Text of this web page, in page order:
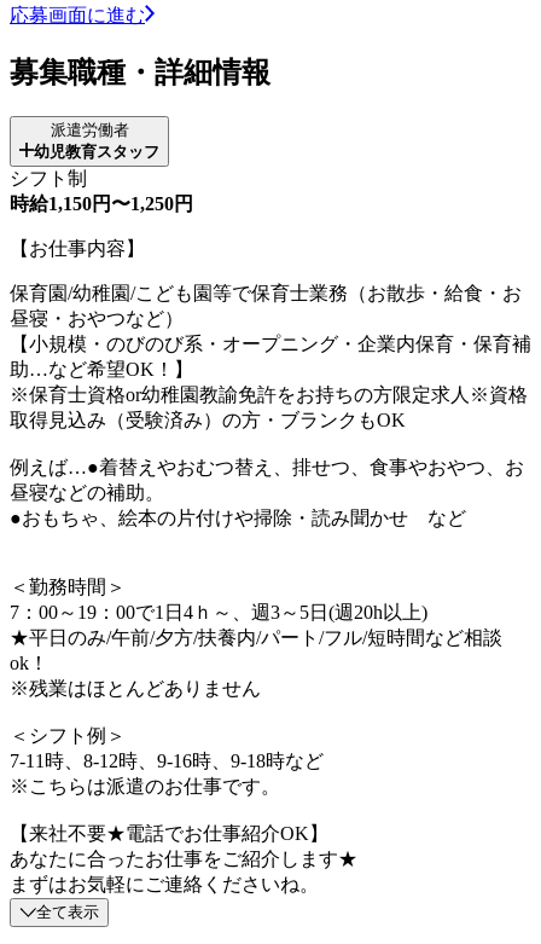
応募画面に進む
募集職種・詳細情報
派遣労働者
幼児教育スタッフ
シフト制
時給1,150円〜1,250円
【お仕事内容】
保育園/幼稚園/こども園等で保育士業務（お散歩・給食・お
昼寝・おやつなど）
【小規模・のびのび系・オープニング・企業内保育・保育補
助…など希望OK！】
※保育士資格or幼稚園教諭免許をお持ちの方限定求人※資格
取得見込み（受験済み）の方・ブランクもOK
例えば…●着替えやおむつ替え、排せつ、食事やおやつ、お
昼寝などの補助。
●おもちゃ、絵本の片付けや掃除・読み聞かせ など
＜勤務時間＞
7：00～19：00で1日4ｈ～、週3～5日(週20h以上)
★平日のみ/午前/夕方/扶養内/パート/フル/短時間など相談
ok！
※残業はほとんどありません
＜シフト例＞
7-11時、8-12時、9-16時、9-18時など
※こちらは派遣のお仕事です。
【来社不要★電話でお仕事紹介OK】
あなたに合ったお仕事をご紹介します★
まずはお気軽にご連絡くださいね。
全て表示